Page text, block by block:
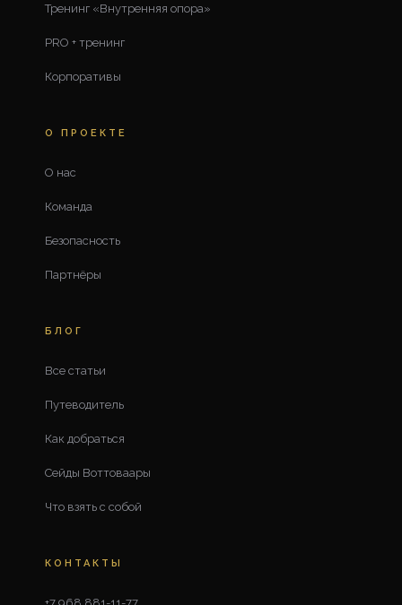
Тренинг «Внутренняя опора»
PRO + тренинг
Корпоративы
О ПРОЕКТЕ
О нас
Команда
Безопасность
Партнёры
БЛОГ
Все статьи
Путеводитель
Как добраться
Сейды Воттоваары
Что взять с собой
КОНТАКТЫ